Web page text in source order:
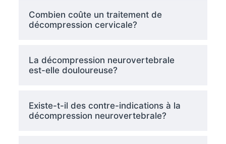
Combien coûte un traitement de
décompression cervicale?
La décompression neurovertebrale
est-elle douloureuse?
Existe-t-il des contre-indications à la
décompression neurovertebrale?